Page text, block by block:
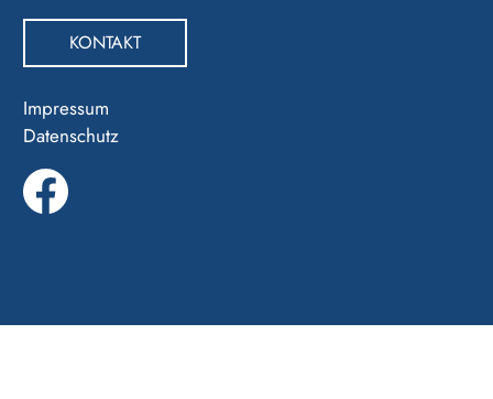
KONTAKT
Impressum
Datenschutz